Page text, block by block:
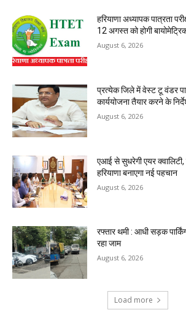
हरियाणा अध्यापक पात्रता
12 अगस्त को होगी
August 6, 2026
प्रत्येक जिले में वेस्ट टू वंडर
कार्ययोजना तैयार करने के
August 6, 2026
एआई से सुधरेगी एयर
हरियाणा बनाएगा नई पहचान
August 6, 2026
रफ्तार थमी : आधी सड़क
रहा जाम
August 6, 2026
Load more